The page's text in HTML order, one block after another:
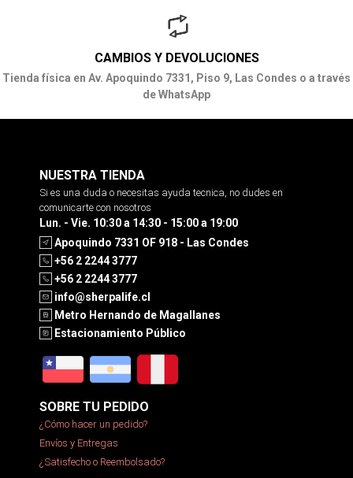
CAMBIOS Y DEVOLUCIONES
Tienda física en Av. Apoquindo 7331, Piso 9, Las Condes o a través
de WhatsApp
NUESTRA TIENDA
Si es una duda o necesitas ayuda tecnica, no dudes en
comunicarte con nosotros
Lun. - Vie. 10:30 a 14:30 - 15:00 a 19:00
Apoquindo 7331 OF 918 - Las Condes
+56 2 2244 3777
+56 2 2244 3777
info@sherpalife.cl
Metro Hernando de Magallanes
Estacionamiento Público
SOBRE TU PEDIDO
¿Cómo hacer un pedido?
Envíos y Entregas
¿Satisfecho o Reembolsado?